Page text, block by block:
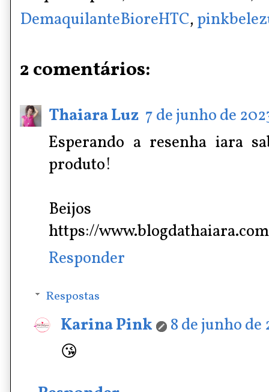
DemaquilanteBioreHTC,
2 comentários:
Thaiara Luz 7 de junho de
Esperando a resenha iara
produto!
Beijos
https://
Responder
Respostas
Karina Pink
8 de junho de
😘